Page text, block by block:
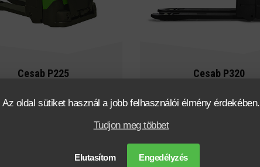
Az oldal sütiket használ a jobb felhasználói élmény érdekében.
Tudjon meg többet
Elutasítom Engedélyzés
Cesab P225
elektromos
BŐVEBB INFORMÁCIÓ
Cesab P320
120 mm
BŐVEBB INFORMÁCIÓ